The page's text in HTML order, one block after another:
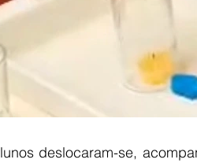
deslocaram-se,